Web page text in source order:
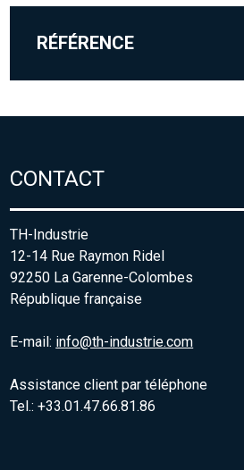
RÉFÉRENCE
CONTACT
TH-Industrie
12-14 Rue Raymon Ridel
92250 La Garenne-Colombes
République française
E-mail: info@th-industrie.com
Assistance client par téléphone
Tel.: +33.01.47.66.81.86